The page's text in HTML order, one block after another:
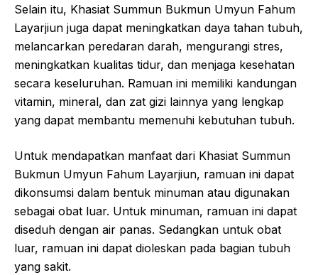
Selain itu, Khasiat Summun Bukmun Umyun Fahum
Layarjiun juga dapat meningkatkan daya tahan tubuh,
melancarkan peredaran darah, mengurangi stres,
meningkatkan kualitas tidur, dan menjaga kesehatan
secara keseluruhan. Ramuan ini memiliki kandungan
vitamin, mineral, dan zat gizi lainnya yang lengkap
yang dapat membantu memenuhi kebutuhan tubuh.
Untuk mendapatkan manfaat dari Khasiat Summun
Bukmun Umyun Fahum Layarjiun, ramuan ini dapat
dikonsumsi dalam bentuk minuman atau digunakan
sebagai obat luar. Untuk minuman, ramuan ini dapat
diseduh dengan air panas. Sedangkan untuk obat
luar, ramuan ini dapat dioleskan pada bagian tubuh
yang sakit.